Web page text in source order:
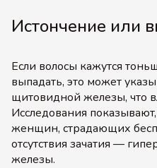
Истончение или
Если волосы кажутся
выпадать, это может
щитовидной железы, что
Исследования
женщин, страдающих
отсутствия зачатия —
железы.